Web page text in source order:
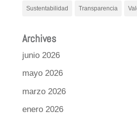
Sustentabilidad Transparencia
Archives
junio 2026
mayo 2026
marzo 2026
enero 2026